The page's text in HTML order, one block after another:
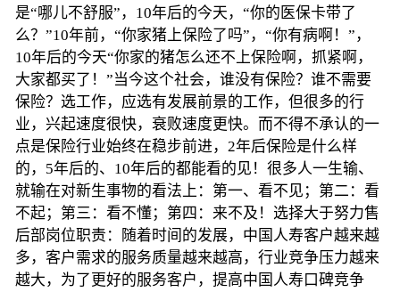
是“哪儿不舒服”，10年后的今天，“你的医保卡带了
么？”10年前，“你家猪上保险了吗”，“你有病啊！”，
10年后的今天“你家的猪怎么还不上保险啊，抓紧啊，
大家都买了！”当今这个社会，谁没有保险？谁不需要
保险？选工作，应选有发展前景的工作，但很多的行
业，兴起速度很快，衰败速度更快。而不得不承认的一
点是保险行业始终在稳步前进，2年后保险是什么样
的，5年后的、10年后的都能看的见！很多人一生输、
就输在对新生事物的看法上：第一、看不见；第二：看
不起；第三：看不懂；第四：来不及！选择大于努力售
后部岗位职责：随着时间的发展，中国人寿客户越来越
多，客户需求的服务质量越来越高，行业竞争压力越来
越大，为了更好的服务客户，提高中国人寿口碑竞争